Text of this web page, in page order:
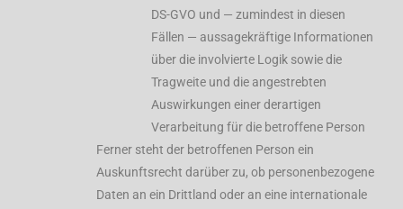
DS-GVO und — zumindest in diesen
Fällen — aussagekräftige Informationen
über die involvierte Logik sowie die
Tragweite und die angestrebten
Auswirkungen einer derartigen
Verarbeitung für die betroffene Person
Ferner steht der betroffenen Person ein
Auskunftsrecht darüber zu, ob personenbezogene
Daten an ein Drittland oder an eine internationale